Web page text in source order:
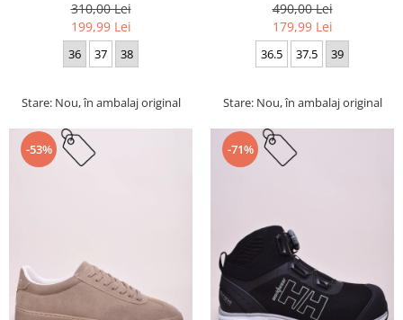
310,00 Lei
199,99 Lei
36 37 38
Stare: Nou, în ambalaj original
490,00 Lei
179,99 Lei
36.5 37.5 39
Stare: Nou, în ambalaj original
-53% -71%